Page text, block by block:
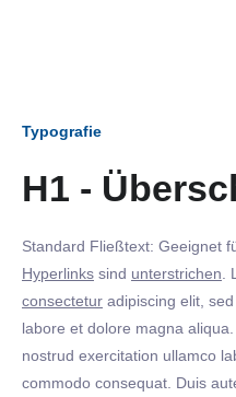
Typografie
H1 -
Standard Fließtext: Geeignet
Hyperlinks sind unterstrichen
consectetur adipiscing elit,
labore et dolore magna
nostrud exercitation ullamco
commodo consequat. Duis